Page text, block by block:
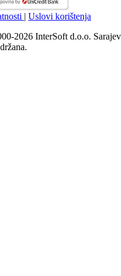
Uslovi korištenja
2026 InterSoft d.o.o.